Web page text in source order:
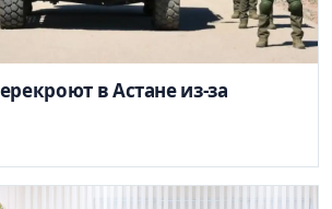
в Астане из-за